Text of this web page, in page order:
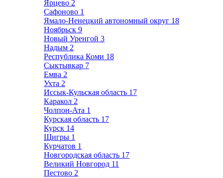
Ярцево 2
Сафоново 1
Ямало-Ненецкий автономный округ 18
Ноябрьск 9
Новый Уренгой 3
Надым 2
Республика Коми 18
Сыктывкар 7
Емва 2
Ухта 2
Иссык-Кульская область 17
Каракол 2
Чолпон-Ата 1
Курская область 17
Курск 14
Щигры 1
Курчатов 1
Новгородская область 17
Великий Новгород 11
Пестово 2